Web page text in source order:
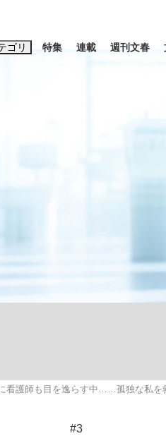
ゴリ
て明かした日本代表監督に...
特集 連載 週刊文春
ワードタグ一覧
看護師も目を逸らす中……孤独な私を
#3